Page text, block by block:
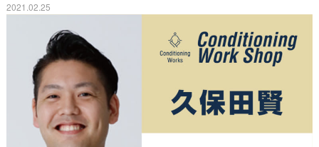
2021.02.25